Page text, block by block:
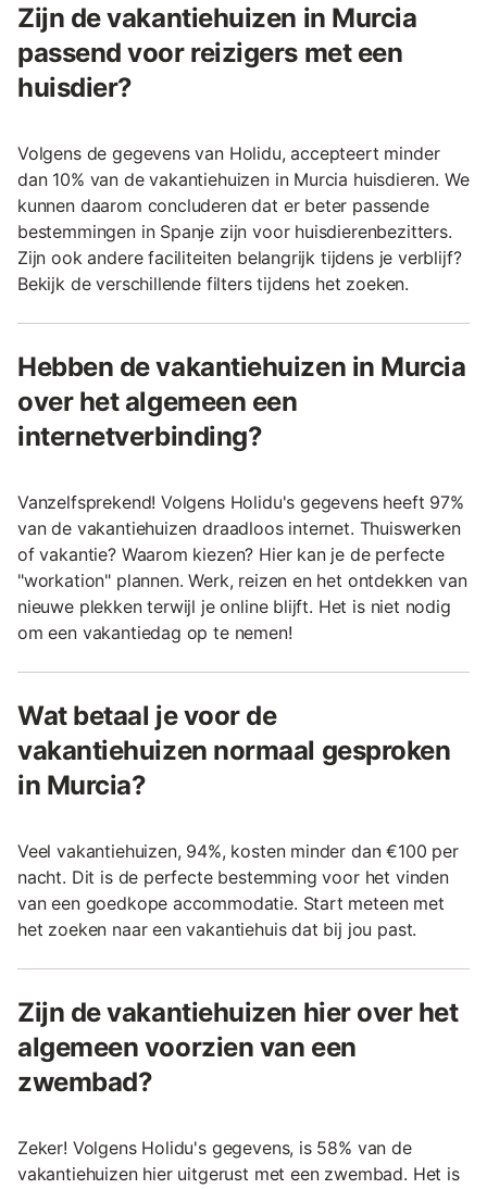
Zijn de vakantiehuizen in Murcia
passend voor reizigers met een
huisdier?
Volgens de gegevens van Holidu, accepteert minder
dan 10% van de vakantiehuizen in Murcia huisdieren. We
kunnen daarom concluderen dat er beter passende
bestemmingen in Spanje zijn voor huisdierenbezitters.
Zijn ook andere faciliteiten belangrijk tijdens je verblijf?
Bekijk de verschillende filters tijdens het zoeken.
Hebben de vakantiehuizen in Murcia
over het algemeen een
internetverbinding?
Vanzelfsprekend! Volgens Holidu's gegevens heeft 97%
van de vakantiehuizen draadloos internet. Thuiswerken
of vakantie? Waarom kiezen? Hier kan je de perfecte
"workation" plannen. Werk, reizen en het ontdekken van
nieuwe plekken terwijl je online blijft. Het is niet nodig
om een vakantiedag op te nemen!
Wat betaal je voor de
vakantiehuizen normaal gesproken
in Murcia?
Veel vakantiehuizen, 94%, kosten minder dan €100 per
nacht. Dit is de perfecte bestemming voor het vinden
van een goedkope accommodatie. Start meteen met
het zoeken naar een vakantiehuis dat bij jou past.
Zijn de vakantiehuizen hier over het
algemeen voorzien van een
zwembad?
Zeker! Volgens Holidu's gegevens, is 58% van de
vakantiehuizen hier uitgerust met een zwembad. Het is